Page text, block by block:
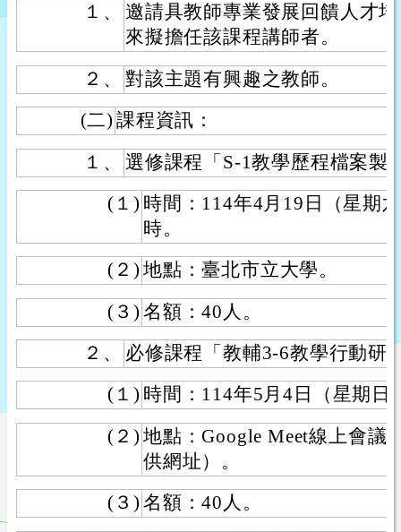
１、
邀請具教師專業發展回饋人才
來擬擔任該課程講師者。
２、
對該主題有興趣之教師。
(二) 課程資訊：
１、
選修課程「S-1教學歷程檔案製
(１) 時間：114年4月19日（星期
時。
(２) 地點：臺北市立大學。
(３) 名額：40人。
２、
必修課程「教輔3-6教學行動研
(１) 時間：114年5月4日（星期日
(２) 地點：Google Meet線上會議
供網址）。
(３) 名額：40人。